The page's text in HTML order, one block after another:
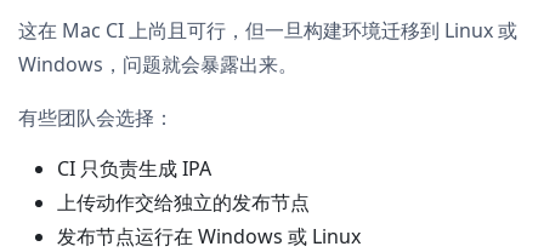
这在 Mac CI 上尚且可行，但一旦构建环境迁移到 Linux 或
Windows，问题就会暴露出来。
有些团队会选择：
CI 只负责生成 IPA
上传动作交给独立的发布节点
发布节点运行在 Windows 或 Linux